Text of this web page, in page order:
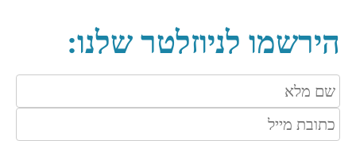
הירשמו לניוזלטר שלנו: